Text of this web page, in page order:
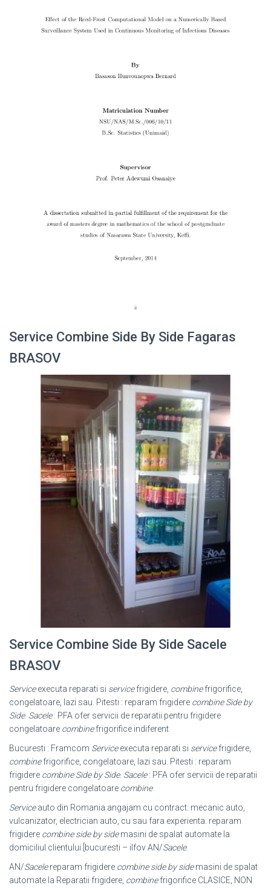
Service Combine Side By Side Fagaras
BRASOV
Service Combine Side By Side Sacele
BRASOV
Serviceexecuta reparati si servicefrigidere, combinefrigorifice,
congelatoare, lazi sau. Pitesti : reparam frigidere combine Side by
Side. Sacele: PFA ofer servicii de reparatii pentru frigidere
congelatoare combinefrigorifice indiferent
Bucuresti : Framcom Serviceexecuta reparati si servicefrigidere,
combinefrigorifice, congelatoare, lazi sau. Pitesti : reparam
frigidere combine Side by Side. Sacele: PFA ofer servicii de reparatii
pentru frigidere congelatoare combine
Serviceauto din Romania angajam cu contract: mecanic auto,
vulcanizator, electrician auto, cu sau fara experienta. reparam
frigidere combine side by sidemasini de spalat automate la
domiciliul clientului [bucuresti – ilfov AN/Sacele.
AN/Sacelereparam frigidere combine side by sidemasini de spalat
automate la Reparatii frigidere, combinefrigorifice CLASICE, NON